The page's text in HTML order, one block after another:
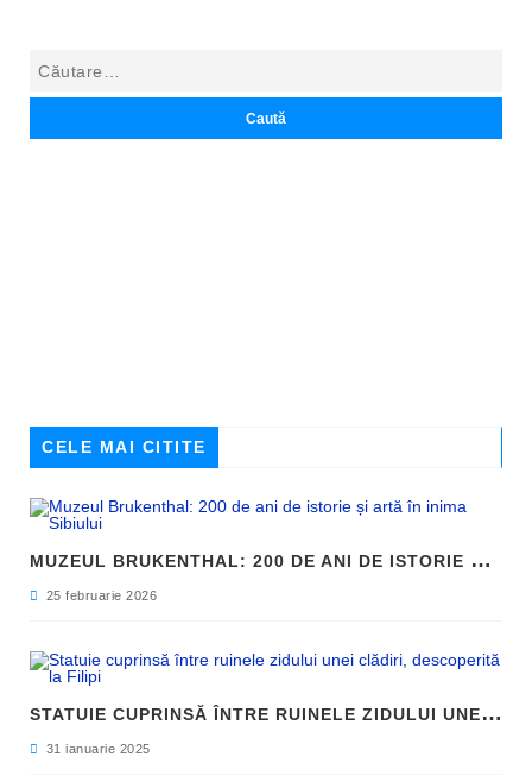
CELE MAI CITITE
M
UZEUL BRUKENTHAL: 200 DE ANI DE ISTORIE ȘI ARTĂ ÎN INIMA SIBIULUI
25 februarie 2026
S
TATUIE CUPRINSĂ ÎNTRE RUINELE ZIDULUI UNEI CLĂDIRI, DESCOPERITĂ LA FILIPI
31 ianuarie 2025